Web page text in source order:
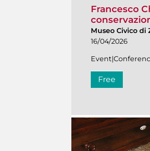
Francesco
Museo Civico di
16/04/2026
Free